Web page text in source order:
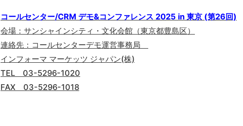
コールセンター/CRM デモ&コンファレンス 2025 in 東京 (第26回)
会場：サンシャインシティ・文化会館（東京都豊島区）
連絡先：コールセンターデモ運営事務局
インフォーマ マーケッツ ジャパン(株)
TEL 03-5296-1020
FAX 03-5296-1018